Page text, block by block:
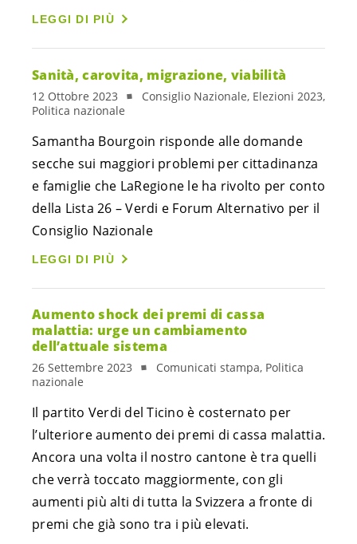
LEGGI DI PIÙ
Sanità, carovita, migrazione, viabilità
12 Ottobre 2023
Consiglio Nazionale, Elezioni 2023,
Politica nazionale
Samantha Bourgoin risponde alle domande
secche sui maggiori problemi per cittadinanza
e famiglie che LaRegione le ha rivolto per conto
della Lista 26 – Verdi e Forum Alternativo per il
Consiglio Nazionale
LEGGI DI PIÙ
Aumento shock dei premi di cassa
malattia: urge un cambiamento
dell’attuale sistema
26 Settembre 2023
Comunicati stampa, Politica
nazionale
Il partito Verdi del Ticino è costernato per
l’ulteriore aumento dei premi di cassa malattia.
Ancora una volta il nostro cantone è tra quelli
che verrà toccato maggiormente, con gli
aumenti più alti di tutta la Svizzera a fronte di
premi che già sono tra i più elevati.